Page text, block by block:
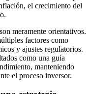
el crecimiento del
meramente orientativos.
factores como
y ajustes regulatorios.
como una guía
manteniendo
el proceso inversor.